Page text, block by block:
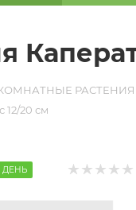
РАСТЕНИЯ
20 см
ДЕНЬ